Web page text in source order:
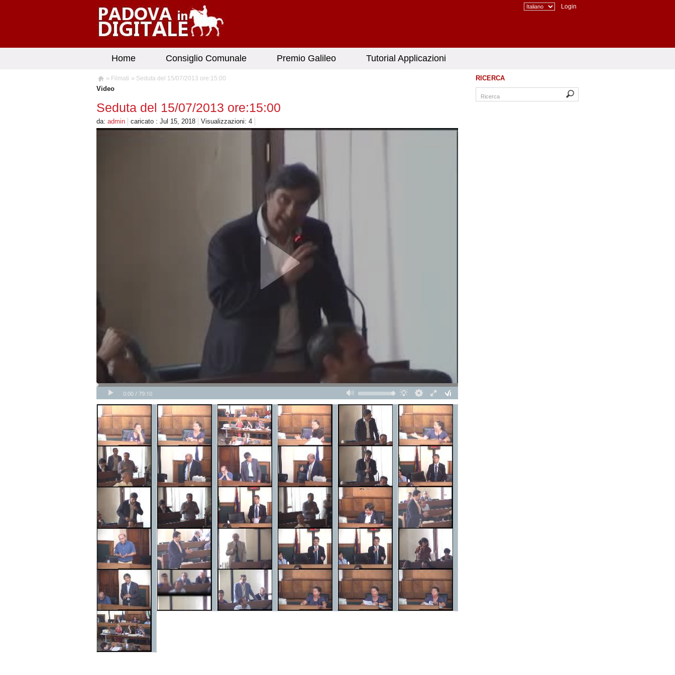
Login
Home Consiglio Comunale Premio Galileo Tutorial Applicazioni
RICERCA
» Filmati » Seduta del 15/07/2013 ore:15:00
Video
Seduta del 15/07/2013 ore:15:00
da: admin caricato : Jul 15, 2018 Visualizzazioni: 4
0:00 / 79:10